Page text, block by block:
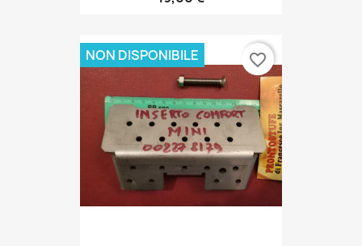
NON DISPONIBILE favorite_border